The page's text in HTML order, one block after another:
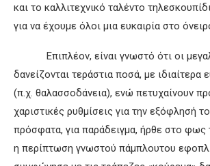
και το καλλιτεχνικό ταλέντο
για να έχουμε όλοι μια ευκαιρία στο
Επιπλέον, είναι γνωστό ότι οι
δανείζονται τεράστια ποσά, με ιδιαίτερα
(π.χ. θαλασσοδάνεια), ενώ πετυχαίνουν
χαριστικές ρυθμίσεις για την εξόφλησή
πρόσφατα, για παράδειγμα, ήρθε στο φως
η περίπτωση γνωστού πάμπλουτου